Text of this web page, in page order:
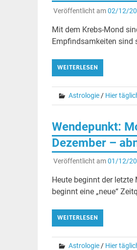
Veröffentlicht am02/12/
Mit dem Krebs-Mond
Empfindsamkeiten sind
WEITERLESEN
Astrologie/ Hier
Wendepunkt:
Dezember –
Veröffentlicht am01/12/
Heute beginnt der
beginnt eine „neue“
WEITERLESEN
Astrologie/ Hier